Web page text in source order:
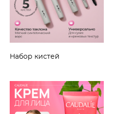
Набор кистей